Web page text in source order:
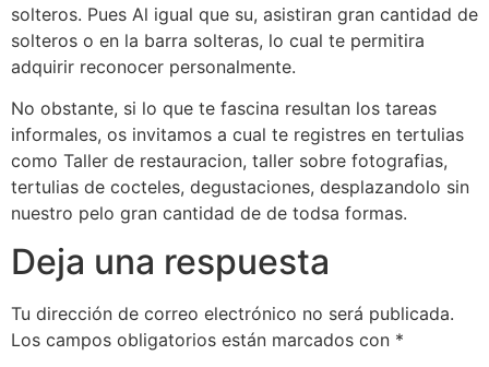
solteros. Pues Al igual que su, asistiran gran cantidad de
solteros o en la barra solteras, lo cual te permitira
adquirir reconocer personalmente.
No obstante, si lo que te fascina resultan los tareas
informales, os invitamos a cual te registres en tertulias
como Taller de restauracion, taller sobre fotografias,
tertulias de cocteles, degustaciones, desplazandolo sin
nuestro pelo gran cantidad de de todsa formas.
Deja una respuesta
Tu dirección de correo electrónico no será publicada.
Los campos obligatorios están marcados con *